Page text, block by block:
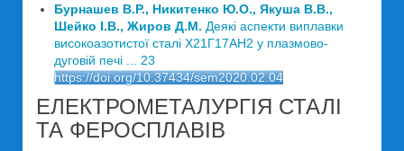
Бурнашев В.Р., Никитенко Ю.О., Якуша В.В.,
Шейко І.В., Жиров Д.М. Деякі аспекти виплавки
високоазотистої сталі Х21Г17АН2 у плазмово-
дуговій печі ... 23
https://doi.org/10.37434/sem2020.02.04
ЕЛЕКТРОМЕТАЛУРГІЯ СТАЛІ
ТА ФЕРОСПЛАВІВ